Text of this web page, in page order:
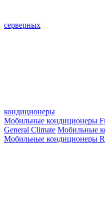
серверных
кондиционеры
Мобильные кондиционеры
General Climate Мобильные
Мобильные кондиционеры